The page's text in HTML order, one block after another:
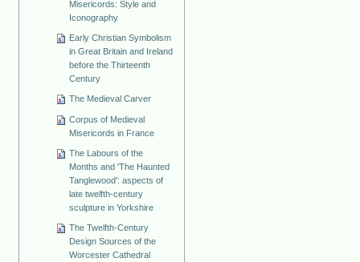
Misericords: Style and
Iconography
Early Christian Symbolism
in Great Britain and Ireland
before the Thirteenth
Century
The Medieval Carver
Corpus of Medieval
Misericords in France
The Labours of the
Months and 'The Haunted
Tanglewood': aspects of
late twelfth-century
sculpture in Yorkshire
The Twelfth-Century
Design Sources of the
Worcester Cathedral